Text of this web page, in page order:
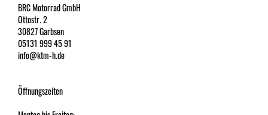
BRC Motorrad GmbH
Ottostr. 2
30827 Garbsen
05131 999 45 91
info@ktm-h.de
Öffnungszeiten